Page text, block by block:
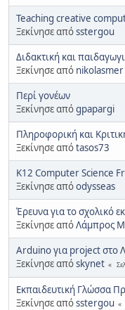
Teaching creative
Ξεκίνησε απόsstergou
Διδακτική και
Ξεκίνησε από nikolasmer
Περί γονέων
Ξεκίνησε απόgpapargi
Πληροφορική και
Ξεκίνησε απόtasos73
K12 Computer Science
Ξεκίνησε απόodysseas
Έρευνα για το σχολικό
Ξεκίνησε απόΛάμπρος
Arduino για project στο
Ξεκίνησε απόskynet
Εκπαιδευτική Γλώσσα
Ξεκίνησε απόsstergou